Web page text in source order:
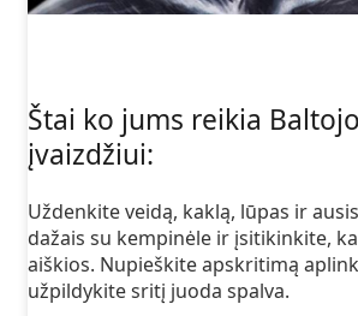
Štai ko jums reikia
įvaizdžiui:
Uždenkite veidą, kaklą, lūpas ir
dažais su kempinėle ir įsitikinkite,
aiškios. Nupieškite apskritimą
užpildykite sritį juoda spalva.